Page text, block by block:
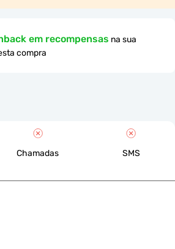
em recompensas na sua
compra
Chamadas SMS